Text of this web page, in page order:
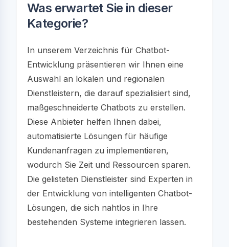
Was erwartet Sie in dieser
Kategorie?
In unserem Verzeichnis für Chatbot-
Entwicklung präsentieren wir Ihnen eine
Auswahl an lokalen und regionalen
Dienstleistern, die darauf spezialisiert sind,
maßgeschneiderte Chatbots zu erstellen.
Diese Anbieter helfen Ihnen dabei,
automatisierte Lösungen für häufige
Kundenanfragen zu implementieren,
wodurch Sie Zeit und Ressourcen sparen.
Die gelisteten Dienstleister sind Experten in
der Entwicklung von intelligenten Chatbot-
Lösungen, die sich nahtlos in Ihre
bestehenden Systeme integrieren lassen.